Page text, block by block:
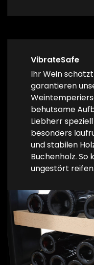
VibrateSafe
Ihr Wein
garantieren
behutsame
Liebherr
besonders
und stabilen
Buchenholz. So
ungestört reifen.